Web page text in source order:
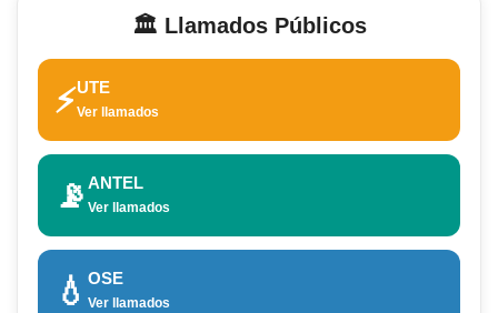
🏛️ Llamados Públicos
⚡UTE
Ver llamados
📡 ANTEL
Ver llamados
💧 OSE
Ver llamados